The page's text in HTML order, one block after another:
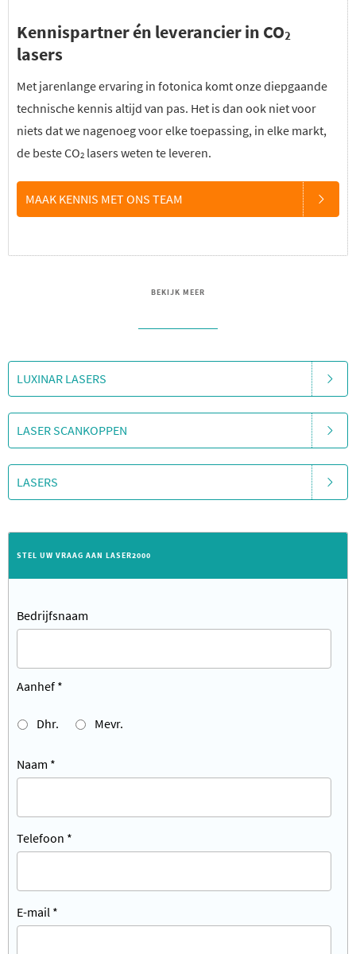
Kennispartner én leverancier in CO2
lasers
Met jarenlange ervaring in fotonica komt onze diepgaande
technische kennis altijd van pas. Het is dan ook niet voor
niets dat we nagenoeg voor elke toepassing, in elke markt,
de beste CO2 lasers weten te leveren.
MAAK KENNIS MET ONS TEAM
BEKIJK MEER
LUXINAR LASERS
LASER SCANKOPPEN
LASERS
STEL UW VRAAG AAN LASER2000
Bedrijfsnaam
Aanhef *
Dhr. Mevr.
Naam *
Telefoon *
E-mail *